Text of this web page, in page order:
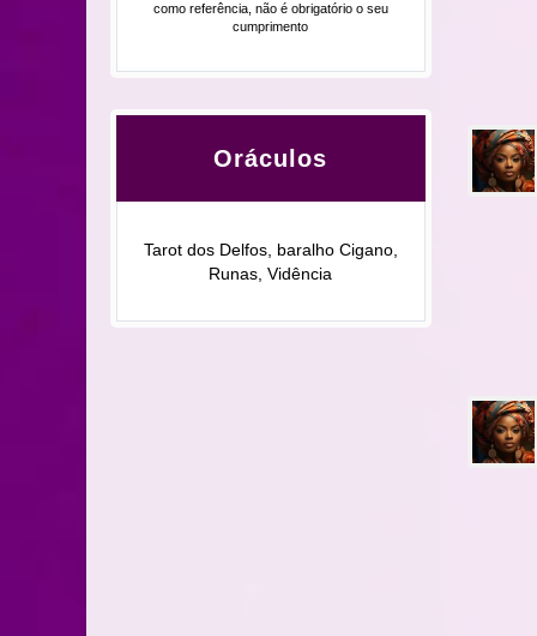
como referência, não é obrigatório o seu
cumprimento
Oráculos
Tarot dos Delfos, baralho Cigano,
Runas, Vidência